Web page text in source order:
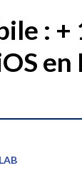
: +
en